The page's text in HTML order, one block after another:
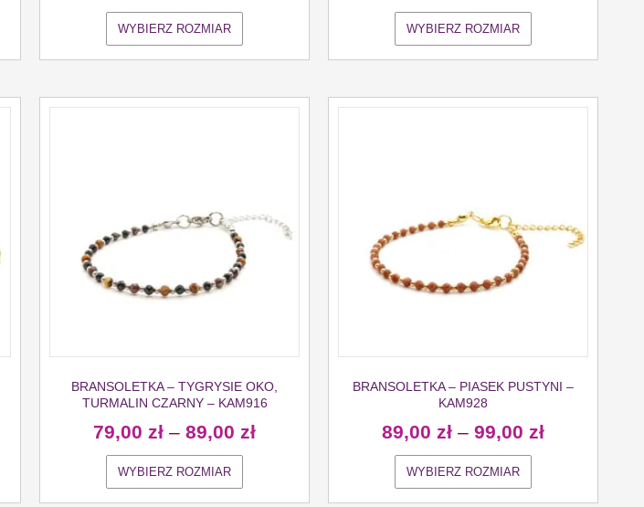
WYBIERZ ROZMIAR WYBIERZ ROZMIAR
BRANSOLETKA – TYGRYSIE OKO,
TURMALIN CZARNY – KAM916
79,00 zł – 89,00 zł
WYBIERZ ROZMIAR
BRANSOLETKA – PIASEK PUSTYNI –
KAM928
89,00 zł – 99,00 zł
WYBIERZ ROZMIAR